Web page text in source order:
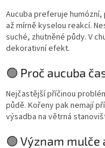
Aucuba preferuje
až mírně kyselou reakcí.
suché, zhutněné půdy. V
dekorativní efekt.
🟢 Proč aucuba
Nejčastější příčinou
půdě. Kořeny pak nemají
výsadba na větrná
🟢 Význam mulče